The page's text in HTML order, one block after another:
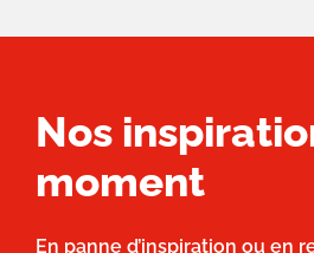
Nos
moment
En panne d’inspiration ou en